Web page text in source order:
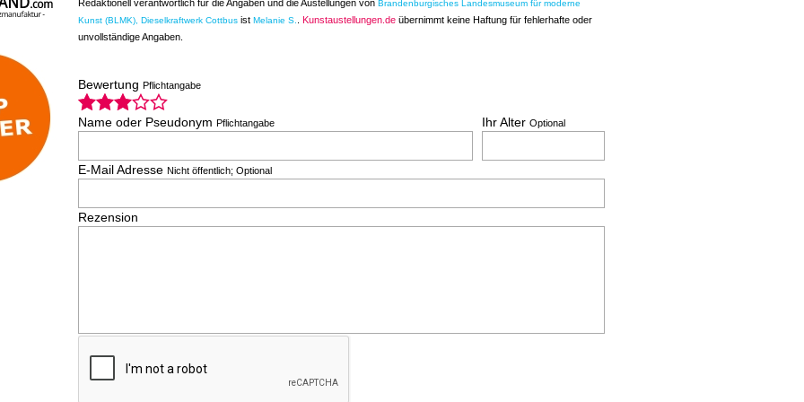
Redaktionell verantwortlich für die Angaben und die Austellungen von Brandenburgisches Landesmuseum für moderne
Kunst (BLMK), Dieselkraftwerk CottbusistMelanie S. .Kunstaustellungen.de übernimmt keine Haftung für fehlerhafte oder
unvollständige Angaben.
BewertungPflichtangabe
Name oder PseudonymPflichtangabe Ihr AlterOptional
E-Mail AdresseNicht öffentlich; Optional
Rezension